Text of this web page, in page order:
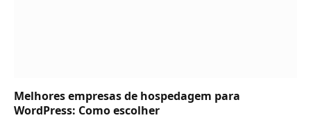
Melhores empresas de hospedagem para
WordPress: Como escolher